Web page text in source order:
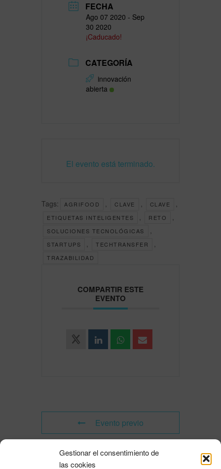
Gestionar el consentimiento de
las cookies
FECHA
Ago 07 2020 - Sep
30 2020
¡Caducado!
CATEGORÍA
innovación
abierta
El evento está terminado.
Tags: AGRIFOOD , CLAVE , CLAVE ,
ETIQUETAS INTELIGENTES , RETO ,
SOLUCIONES TECNOLÓGICAS ,
STARTUPS , TECHTRANSFER ,
TRAZABILIDAD
COMPARTIR ESTE
EVENTO
Evento previo
Evento siguiente